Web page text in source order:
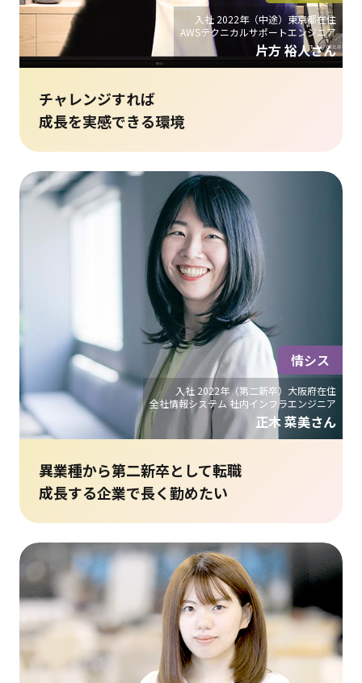
入社 2022年（中途）東京都在住
AWSテクニカルサポートエンジニア
片方 裕人さん
チャレンジすれば
成長を実感できる環境
入社 2022年（第二新卒）大阪府在住
全社情報システム 社内インフラエンジニア
正木 菜美さん
情シス
異業種から第二新卒として転職
成長する企業で長く勤めたい